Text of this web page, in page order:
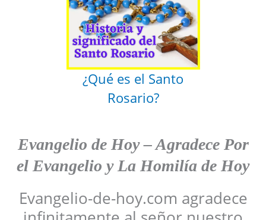
¿Qué es el Santo
Rosario?
Evangelio de Hoy–Agradece Por
el Evangelio y La Homilía de Hoy
Evangelio-de-hoy.com agradece